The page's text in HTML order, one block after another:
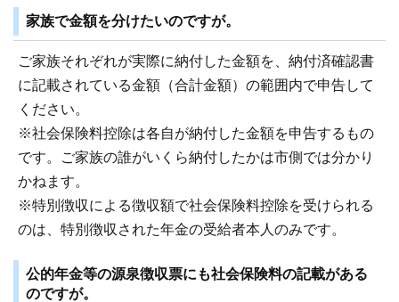
家族で金額を分けたいのですが。
ご家族それぞれが実際に納付した金額を、納付済確認書
に記載されている金額（合計金額）の範囲内で申告して
ください。
※社会保険料控除は各自が納付した金額を申告するもの
です。ご家族の誰がいくら納付したかは市側では分かり
かねます。
※特別徴収による徴収額で社会保険料控除を受けられる
のは、特別徴収された年金の受給者本人のみです。
公的年金等の源泉徴収票にも社会保険料の記載がある
のですが。